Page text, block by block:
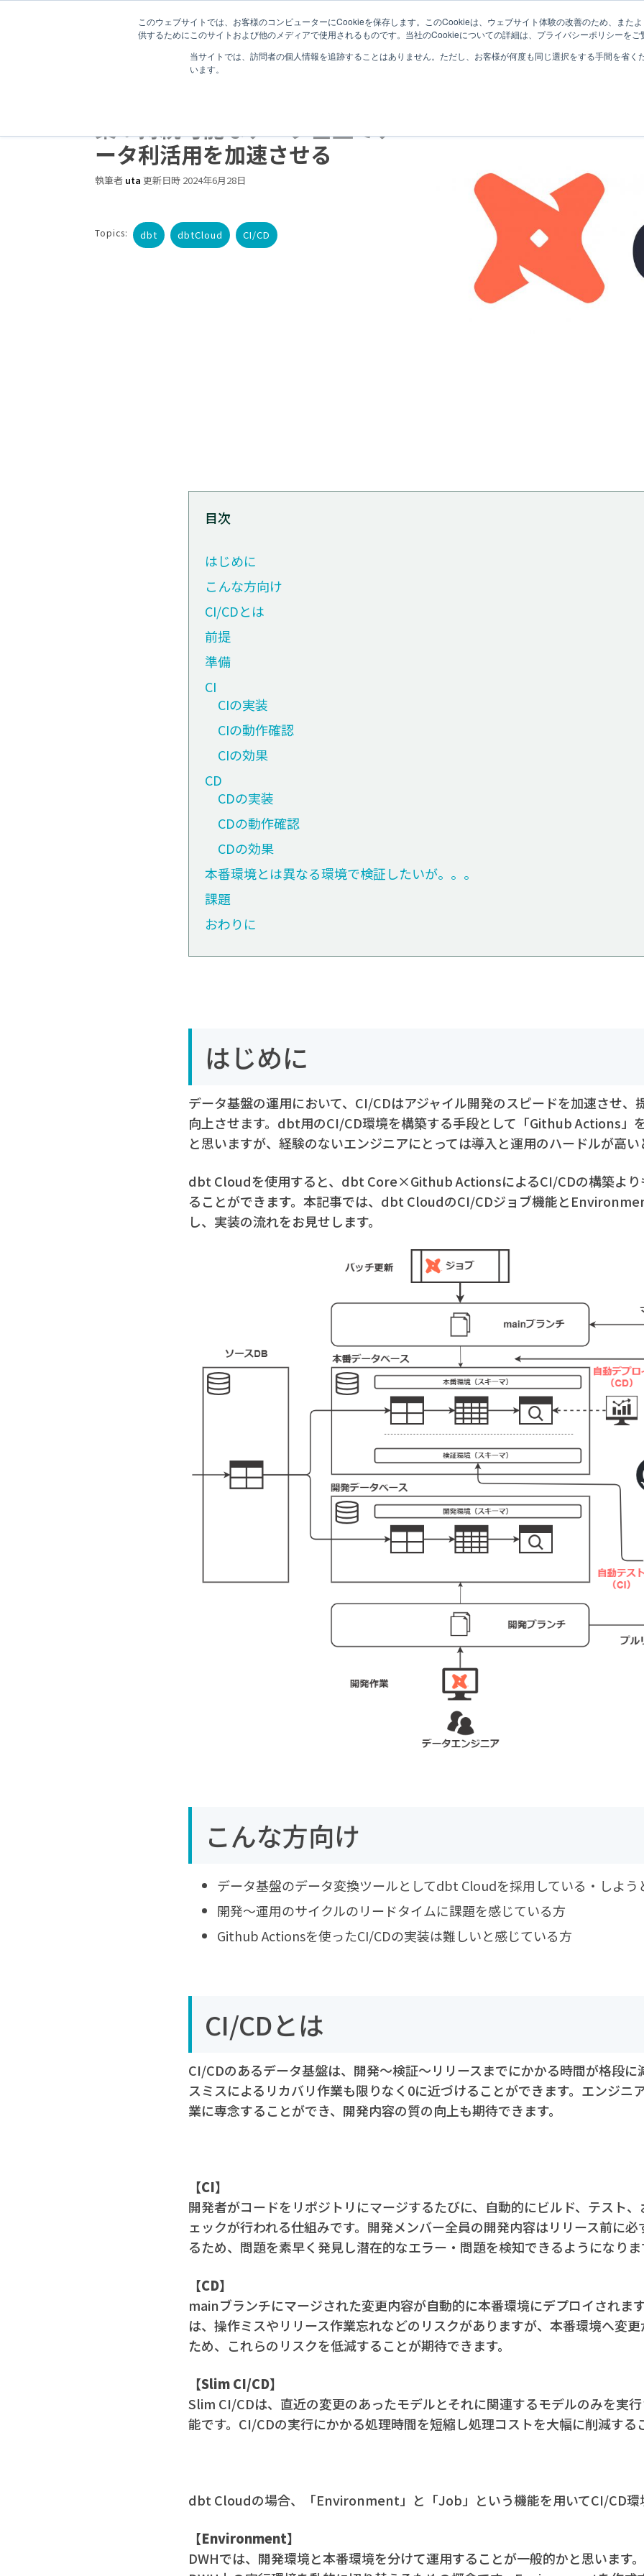
このウェブサイトでは、お客様のコンピューターにCookieを保存します。このCookieは、ウェブサイト体験の改善のため、また
供するためにこのサイトおよび他のメディアで使用されるものです。当社のCookieについての詳細は、プライバシーポリシーをご
当サイトでは、訪問者の個人情報を追跡することはありません。ただし、お客様が何度も同じ選択をする手間を省く
います。
サービス紹介 取り扱い製品 導入事例
7 分で読むことができます。
築！持続可能なデータ基盤でデ
ータ利活用を加速させる
執筆者 uta 更新日時 2024年6月28日
Topics: dbt dbtCloud CI/CD
目次
はじめに
こんな方向け
CI/CDとは
前提
準備
CI
CIの実装
CIの動作確認
CIの効果
CD
CDの実装
CDの動作確認
CDの効果
本番環境とは異なる環境で検証したいが。。。
課題
おわりに
はじめに
データ基盤の運用において、CI/CDはアジャイル開発のスピードを加速させ、
向上させます。dbt用のCI/CD環境を構築する手段として「Github Actions」
と思いますが、経験のないエンジニアにとっては導入と運用のハードルが高い
dbt Cloudを使用すると、dbt Core×Github ActionsによるCI/CDの構築より
ることができます。本記事では、dbt CloudのCI/CDジョブ機能と
し、実装の流れをお見せします。
こんな方向け
データ基盤のデータ変換ツールとしてdbt Cloudを採用している・しよう
開発～運用のサイクルのリードタイムに課題を感じている方
Github Actionsを使ったCI/CDの実装は難しいと感じている方
CI/CDとは
CI/CDのあるデータ基盤は、開発～検証～リリースまでにかかる時間が格段に
スミスによるリカバリ作業も限りなく0に近づけることができます。エンジニ
業に専念することができ、開発内容の質の向上も期待できます。
【CI】
開発者がコードをリポジトリにマージするたびに、自動的にビルド、テスト
ェックが行われる仕組みです。開発メンバー全員の開発内容はリリース前に
るため、問題を素早く発見し潜在的なエラー・問題を検知できるようになりま
【CD】
mainブランチにマージされた変更内容が自動的に本番環境にデプロイされま
は、操作ミスやリリース作業忘れなどのリスクがありますが、本番環境へ変
ため、これらのリスクを低減することが期待できます。
【Slim CI/CD】
Slim CI/CDは、直近の変更のあったモデルとそれに関連するモデルのみを実
能です。CI/CDの実行にかかる処理時間を短縮し処理コストを大幅に削減する
dbt Cloudの場合、「Environment」と「Job」という機能を用いてCI/CD環
【Environment】
DWHでは、開発環境と本番環境を分けて運用することが一般的かと思います